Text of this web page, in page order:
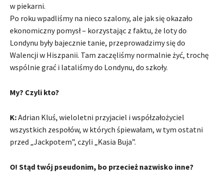
w piekarni.
Po roku wpadliśmy na nieco szalony, ale jak się okazało
ekonomiczny pomysł – korzystając z faktu, że loty do
Londynu były bajecznie tanie, przeprowadzimy się do
Walencji w Hiszpanii. Tam zaczęliśmy normalnie żyć, trochę
wspólnie grać i lataliśmy do Londynu, do szkoły.
My? Czyli kto?
K:Adrian Kluś, wieloletni przyjaciel i współzałożyciel
wszystkich zespołów, w których śpiewałam, w tym ostatni
przed „Jackpotem”, czyli „Kasia Buja”.
O! Stąd twój pseudonim, bo przecież nazwisko inne?